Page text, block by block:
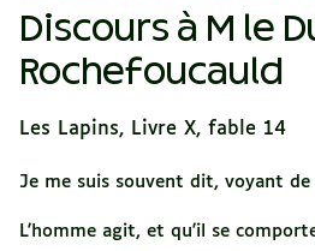
Discours à M le
Rochefoucauld
Les Lapins, Livre X, fable 14
Je me suis souvent dit, voyant
L'homme agit, et qu'il se